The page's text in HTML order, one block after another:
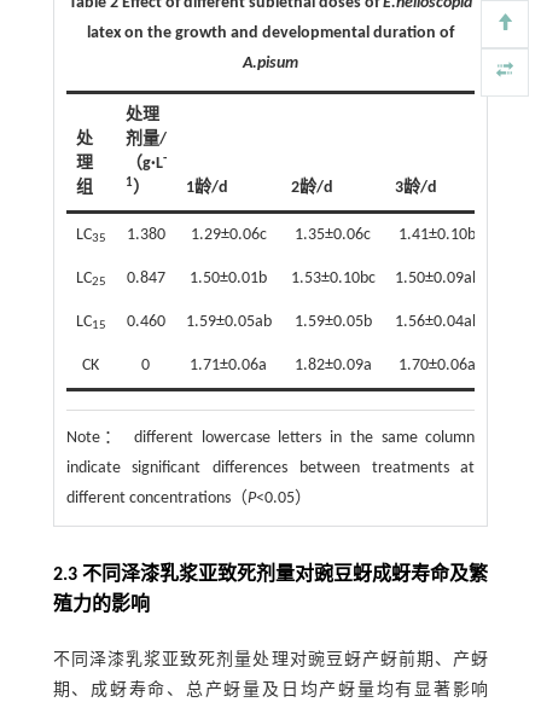
latex on the growth and developmental duration of
A.pisum
处
理
组
处理
剂量/
（g·L-
1） 1龄/d 2龄/d 3龄/d
LC35 1.380 1.29±0.06c 1.35±0.06c 1.41±0.10b
LC25 0.847 1.50±0.01b 1.53±0.10bc 1.50±0.09ab
LC15 0.460 1.59±0.05ab 1.59±0.05b 1.56±0.04ab
CK 0 1.71±0.06a 1.82±0.09a 1.70±0.06a
Note：
different lowercase letters in the same column
indicate significant differences between treatments at
different concentrations（P<0.05）
2.3 不同泽漆乳浆亚致死剂量对豌豆蚜成蚜寿命及繁
殖力的影响
不同泽漆乳浆亚致死剂量处理对豌豆蚜产蚜前期、产蚜
期、成蚜寿命、总产蚜量及日均产蚜量均有显著影响